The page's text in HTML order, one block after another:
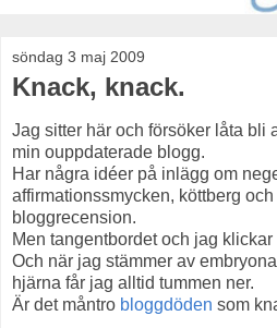
söndag 3 maj 2009
Knack, knack.
Jag sitter här och försöker låta bli
min ouppdaterade blogg.
Har några idéer på inlägg om
affirmationssmycken, köttberg
bloggrecension.
Men tangentbordet och jag
Och när jag stämmer av
hjärna får jag alltid tummen ner.
Är det måntro bloggdöden som